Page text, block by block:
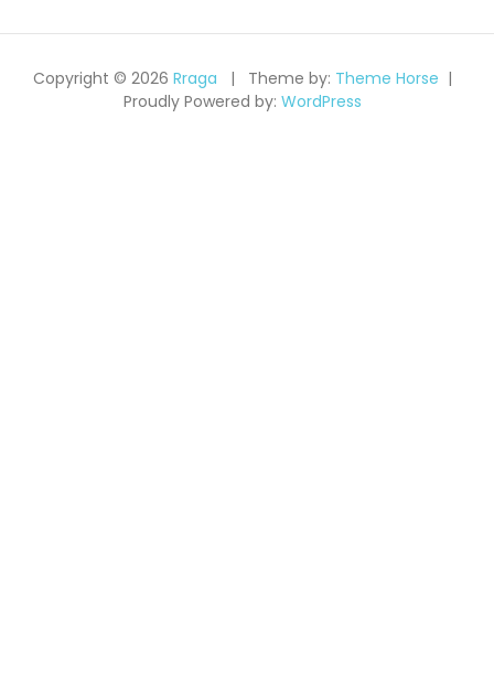
Copyright © 2026 Rraga Theme by: Theme Horse
Proudly Powered by: WordPress